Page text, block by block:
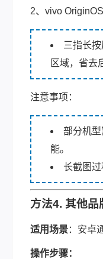
2、vivo
三指长
区域，省去
注意事项：
部分机型
能。
长截图过
方法4. 其他品
适用场景：安卓
操作步骤：